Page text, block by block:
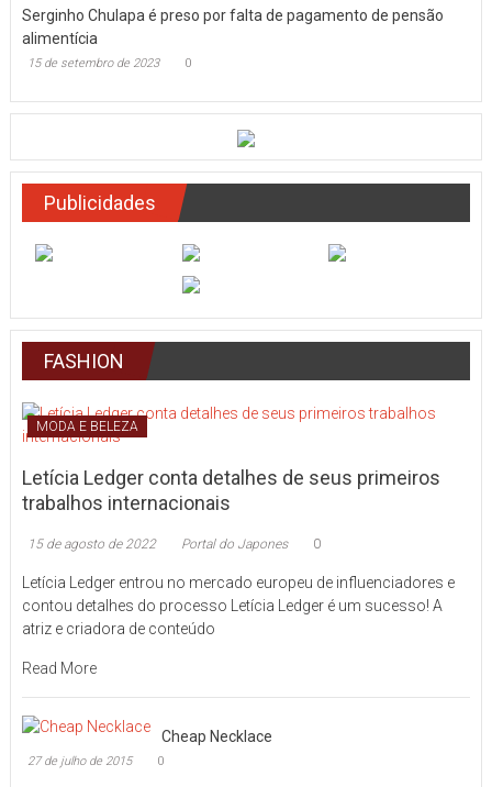
Serginho Chulapa é preso por falta de pagamento de pensão
alimentícia
15 de setembro de 2023 0
Publicidades
FASHION
MODA E BELEZA
Letícia Ledger conta detalhes de seus primeiros
trabalhos internacionais
15 de agosto de 2022 Portal do Japones 0
Letícia Ledger entrou no mercado europeu de influenciadores e
contou detalhes do processo Letícia Ledger é um sucesso! A
atriz e criadora de conteúdo
Read More
Cheap Necklace
27 de julho de 2015 0